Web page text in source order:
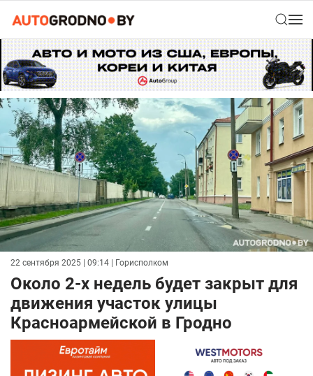
22 сентября 2025 | 09:14 | Горисполком
Около 2-х недель будет закрыт для
движения участок улицы
Красноармейской в Гродно